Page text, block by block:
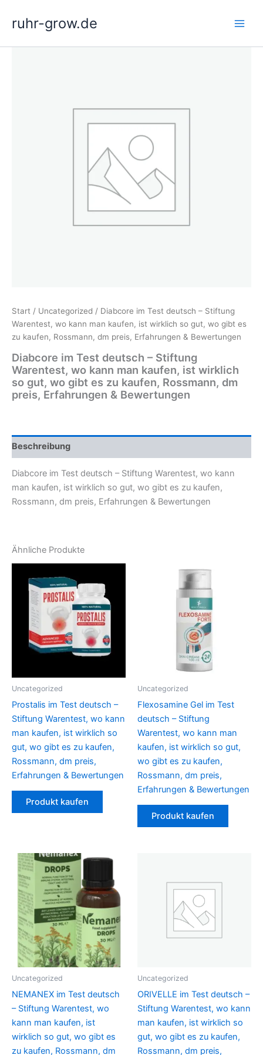
Inhaltruhr-grow.de
Start / Uncategorized / Diabcore im Test deutsch – Stiftung
Warentest, wo kann man kaufen, ist wirklich so gut, wo gibt es
zu kaufen, Rossmann, dm preis, Erfahrungen & Bewertungen
Diabcore im Test deutsch – Stiftung
Warentest, wo kann man kaufen, ist wirklich
so gut, wo gibt es zu kaufen, Rossmann, dm
preis, Erfahrungen & Bewertungen
Beschreibung
Diabcore im Test deutsch – Stiftung Warentest, wo kann
man kaufen, ist wirklich so gut, wo gibt es zu kaufen,
Rossmann, dm preis, Erfahrungen & Bewertungen
Ähnliche Produkte
Uncategorized
Prostalis im Test deutsch –
Stiftung Warentest, wo kann
man kaufen, ist wirklich so
gut, wo gibt es zu kaufen,
Rossmann, dm preis,
Erfahrungen & Bewertungen
Produkt kaufen
Uncategorized
Flexosamine Gel im Test
deutsch – Stiftung
Warentest, wo kann man
kaufen, ist wirklich so gut,
wo gibt es zu kaufen,
Rossmann, dm preis,
Erfahrungen & Bewertungen
Produkt kaufen
Uncategorized
NEMANEX im Test deutsch
– Stiftung Warentest, wo
kann man kaufen, ist
wirklich so gut, wo gibt es
zu kaufen, Rossmann, dm
Uncategorized
ORIVELLE im Test deutsch –
Stiftung Warentest, wo kann
man kaufen, ist wirklich so
gut, wo gibt es zu kaufen,
Rossmann, dm preis,